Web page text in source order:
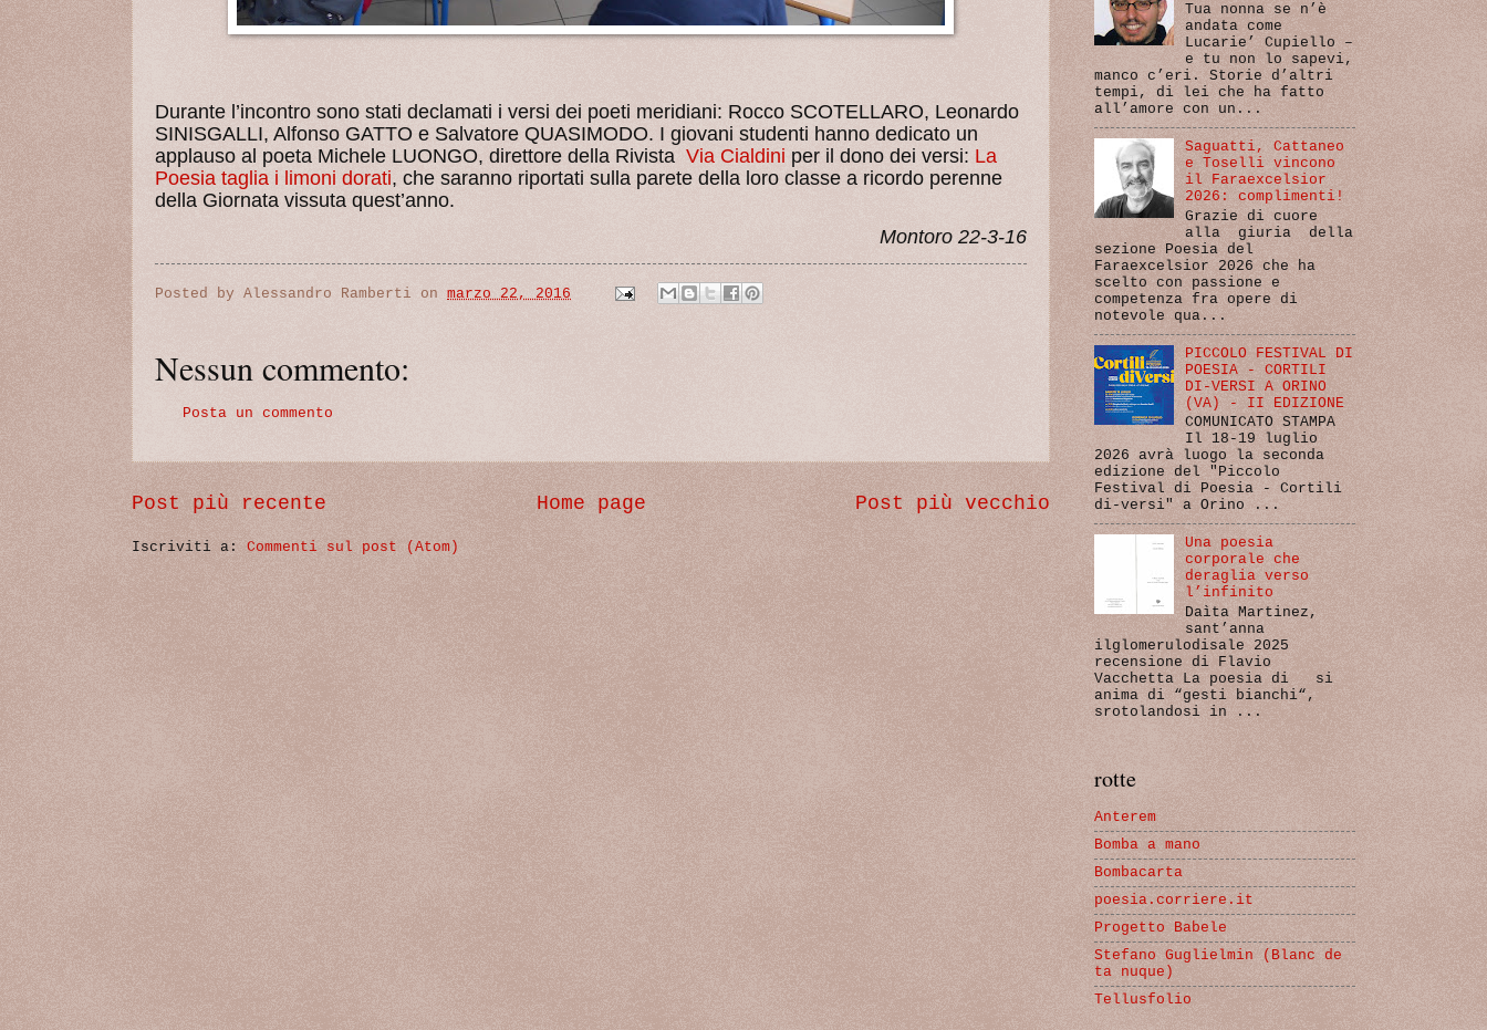
Durante l’incontro sono stati declamati i versi dei poeti meridiani: Rocco SCOTELLARO, Leonardo
SINISGALLI, Alfonso GATTO e Salvatore QUASIMODO. I giovani studenti hanno dedicato un
applauso al poeta Michele LUONGO, direttore della Rivista Via Cialdini per il dono dei versi: La
Poesia taglia i limoni dorati, che saranno riportati sulla parete della loro classe a ricordo perenne
della Giornata vissuta quest’anno.
Montoro 22-3-16
Posted by Alessandro Ramberti on marzo 22, 2016
Nessun commento:
Posta un commento
Post più recente Post più vecchio
Home page
Iscriviti a: Commenti sul post (Atom)
Tua nonna se n’è
andata come
Lucarie’ Cupiello –
e tu non lo sapevi,
manco c’eri. Storie d’altri
tempi, di lei che ha fatto
all’amore con un...
Saguatti, Cattaneo
e Toselli vincono
il Faraexcelsior
2026: complimenti!
Grazie di cuore
alla giuria della
sezione Poesia del
Faraexcelsior 2026 che ha
scelto con passione e
competenza fra opere di
notevole qua...
PICCOLO FESTIVAL DI
POESIA - CORTILI
DI-VERSI A ORINO
(VA) - II EDIZIONE
COMUNICATO STAMPA
Il 18-19 luglio
2026 avrà luogo la seconda
edizione del "Piccolo
Festival di Poesia - Cortili
di-versi" a Orino ...
Una poesia
corporale che
deraglia verso
l’infinito
Daìta Martinez,
sant’anna
ilglomerulodisale 2025
recensione di Flavio
Vacchetta La poesia di si
anima di “gesti bianchi“,
srotolandosi in ...
rotte
Anterem
Bomba a mano
Bombacarta
poesia.corriere.it
Progetto Babele
Stefano Guglielmin (Blanc de
ta nuque)
Tellusfolio